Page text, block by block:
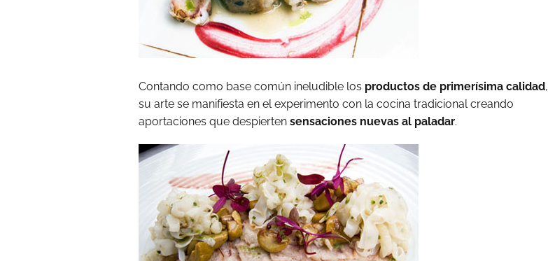
Contando como base común ineludible los productos de primerísima calidad,
su arte se manifiesta en el experimento con la cocina tradicional creando
aportaciones que despierten sensaciones nuevas al paladar.